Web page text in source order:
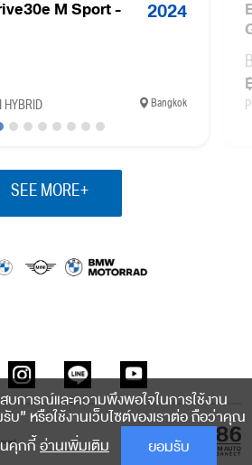
M Sport -
2024
HYBRID Bangkok
SEE MORE+
บการณ์และความพึงพอใจในการใช้งาน
” หรือใช้งานเว็บไซต์ของเราต่อ ถือว่าคุณ
คุกกี้อ่านเพิ่มเติม ยอมรับ